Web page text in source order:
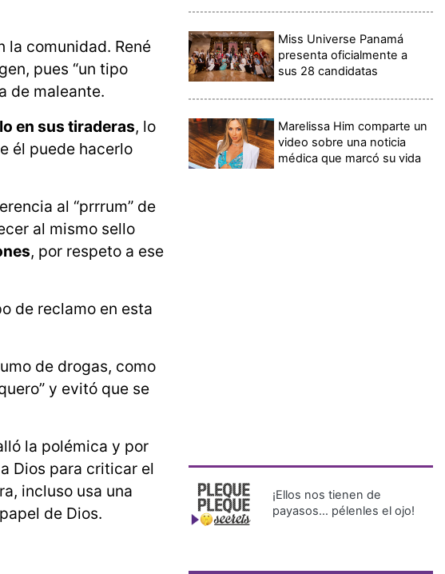
la comunidad. René
pues “un tipo
de maleante.
en sus tiraderas, lo
él puede hacerlo
al “prrrum” de
al mismo sello
, por respeto a ese
de reclamo en esta
de drogas, como
y evitó que se
la polémica y por
Dios para criticar el
incluso usa una
de Dios.
Miss Universe Panamá
presenta oficialmente a
sus 28 candidatas
Marelissa Him comparte un
video sobre una noticia
médica que marcó su vida
¡Ellos nos tienen de
payasos… pélenles el ojo!